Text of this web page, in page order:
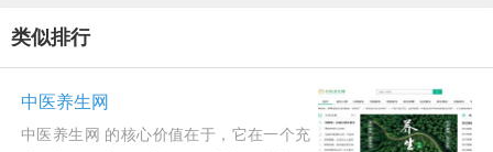
类似排行
中医养生网
中医养生网 的核心价值在于，它在一个充